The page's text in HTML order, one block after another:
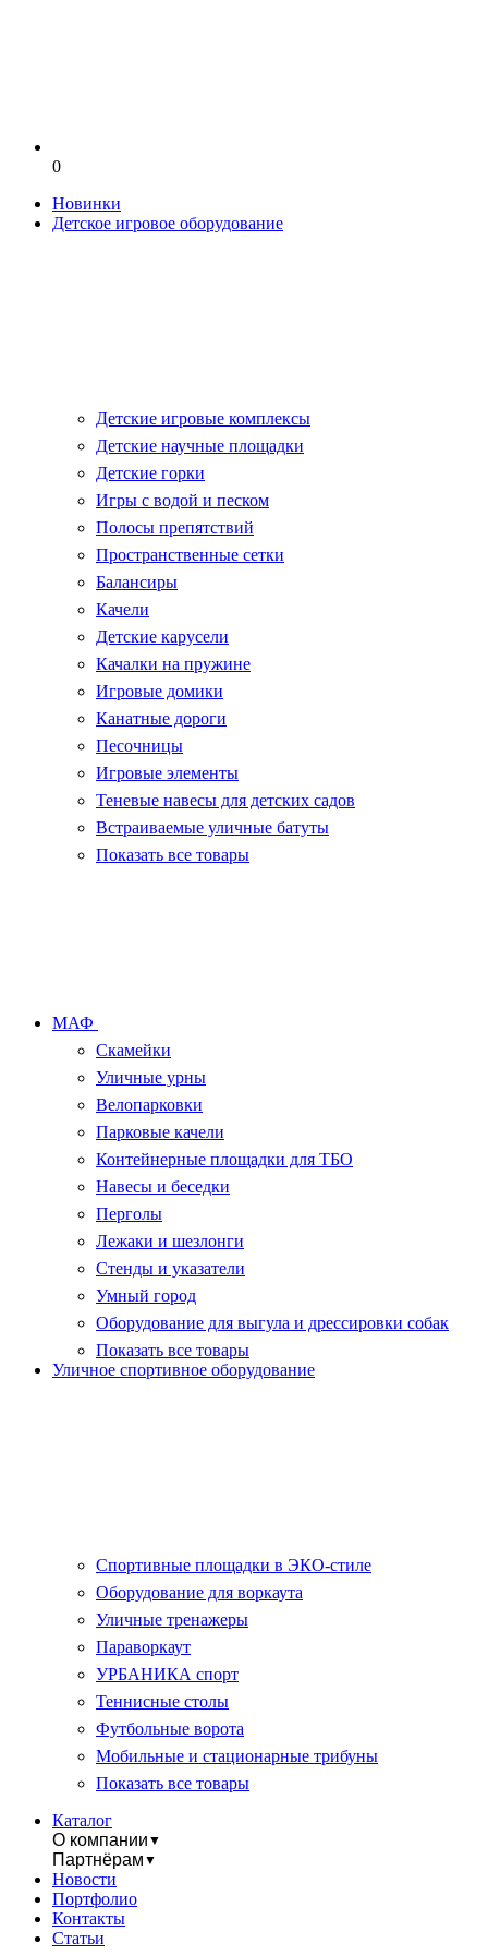
0
Новинки
Детское игровое оборудование
Детские игровые комплексы
Детские научные площадки
Детские горки
Игры с водой и песком
Полосы препятствий
Пространственные сетки
Балансиры
Качели
Детские карусели
Качалки на пружине
Игровые домики
Канатные дороги
Песочницы
Игровые элементы
Теневые навесы для детских садов
Встраиваемые уличные батуты
Показать все товары
МАФ
Скамейки
Уличные урны
Велопарковки
Парковые качели
Контейнерные площадки для ТБО
Навесы и беседки
Перголы
Лежаки и шезлонги
Стенды и указатели
Умный город
Оборудование для выгула и дрессировки собак
Показать все товары
Уличное спортивное оборудование
Спортивные площадки в ЭКО-стиле
Оборудование для воркаута
Уличные тренажеры
Параворкаут
УРБАНИКА спорт
Теннисные столы
Футбольные ворота
Мобильные и стационарные трибуны
Показать все товары
Каталог
О компании ▼
Партнёрам ▼
Новости
Портфолио
Контакты
Статьи